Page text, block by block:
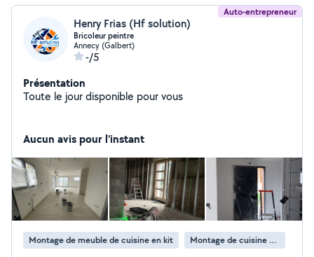
Auto-entrepreneur
Henry Frias (Hf solution)
Bricoleur peintre
Annecy (Galbert)
-/5
Présentation
Toute le jour disponible pour vous
Aucun avis pour l'instant
Montage de meuble de cuisine en kit Montage de cuisine en kit